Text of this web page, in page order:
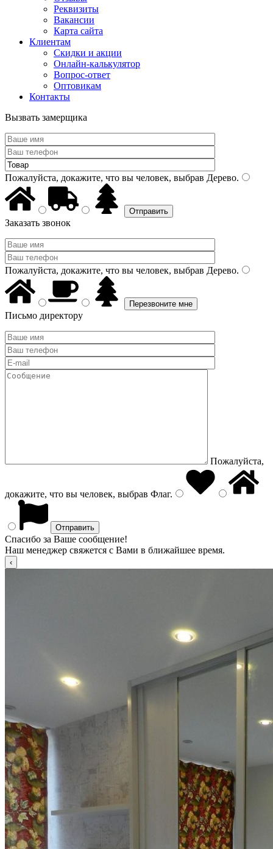
Реквизиты
Вакансии
Карта сайта
Клиентам
Скидки и акции
Онлайн-калькулятор
Вопрос-ответ
Оптовикам
Контакты
Вызвать замерщика
Пожалуйста, докажите, что вы человек, выбрав Дерево.
Заказать звонок
Пожалуйста, докажите, что вы человек, выбрав Дерево.
Письмо директору
Пожалуйста,
докажите, что вы человек, выбрав Флаг.
Спасибо за Ваше сообщение!
Наш менеджер свяжется с Вами в ближайшее время.